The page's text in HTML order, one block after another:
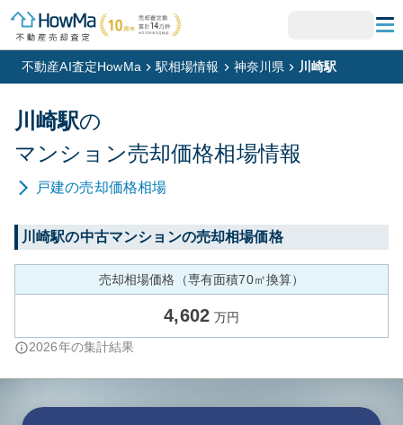
不動産AI査定HowMa 駅相場情報 神奈川県 川崎駅
川崎駅の
マンション売却価格相場情報
戸建の売却価格相場
川崎駅の中古マンションの売却相場価格
売却相場価格（専有面積70㎡換算）
4,602 万円
2026年の集計結果